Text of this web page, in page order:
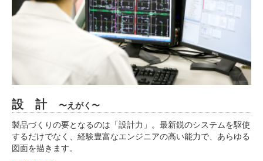
設 計 〜えがく〜
製品づくりの要となるのは「設計力」。最新鋭のシステムを駆使
するだけでなく、経験豊富なエンジニアの高い能力で、あらゆる
図面を描きます。